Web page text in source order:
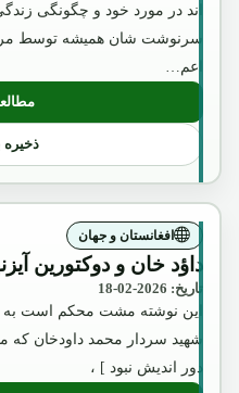
اند در مورد خود و چگونگی
سرنوشت شان همیشه توسط
اعم…
ذخیره
افغانستان و جهان
داؤد خان و دوکتورین
تاریخ: 2026-02-18
این نوشته مشت محکم است
شهید سردار محمد داودخان که
دور اندیش نبود ] ،